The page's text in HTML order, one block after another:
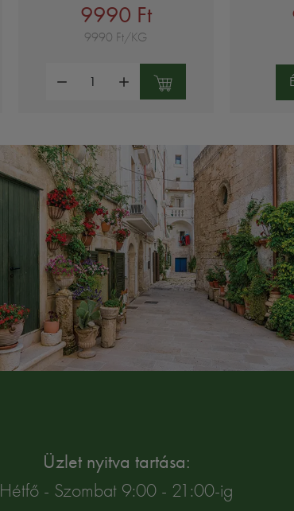
9990 Ft
9990 Ft/KG
Üzlet nyitva tartása:
Hétfő - Szombat 9:00 - 21:00-ig